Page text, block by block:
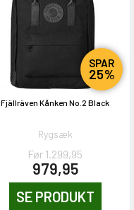
SPAR
25%
Fjällräven Kånken No.2 Black
Rygsæk
Før 1.299,95
979,95
SE PRODUKT